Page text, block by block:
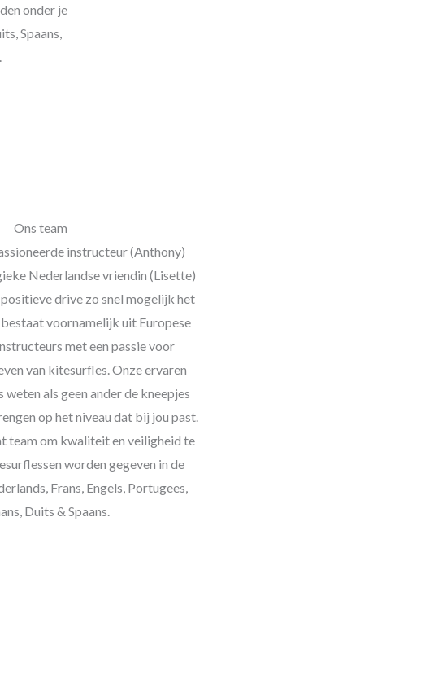
onder je
Spaans,
Ons team
instructeur (Anthony)
Nederlandse vriendin (Lisette)
drive zo snel mogelijk het
voornamelijk uit Europese
met een passie voor
van kitesurfles. Onze ervaren
als geen ander de kneepjes
op het niveau dat bij jou past.
team om kwaliteit en veiligheid te
worden gegeven in de
Frans, Engels, Portugees,
Duits & Spaans.